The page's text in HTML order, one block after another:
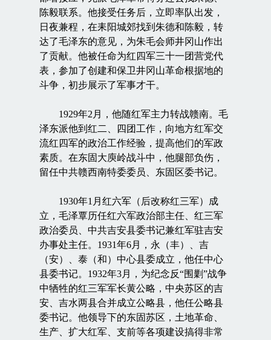
陈毅联系。他接受任务后，立即率队出发，
日夜兼程，在耒阳城郊找到朱德和陈毅，转
达了毛泽东的意见，为朱毛会师井冈山作出
了贡献。他被任命为红四军三十一团营党代
表，参加了创建和保卫井冈山革命根据地的
斗争，初步展示了军事才干。
1929年2月，他随红军主力转战赣南。毛
泽东派他到红二、四团工作，向地方红军交
流红四军的政治工作经验，提高他们的军政
素质。在东固大庾岭战斗中，他腿部负伤，
留任中共赣西南特委委员、东固区委书记。
1930年1月红六军（后改称红三军）成
立，毛泽覃历任红六军政治部主任、红三军
政治委员、中共吉安县委书记兼红军驻吉安
办事处主任。1931年6月，永（丰）、吉
（安）、泰（和）中心县委成立，他任中心
县委书记。1932年3月，为纪念反“围剿”战争
中牺牲的红三军军长黄公略，中央苏区的吉
安、吉水两县合并成立公略县，他任公略县
委书记。他领导下的东固苏区，土地革命、
生产、扩大红军、支前等各项建设搞得非常